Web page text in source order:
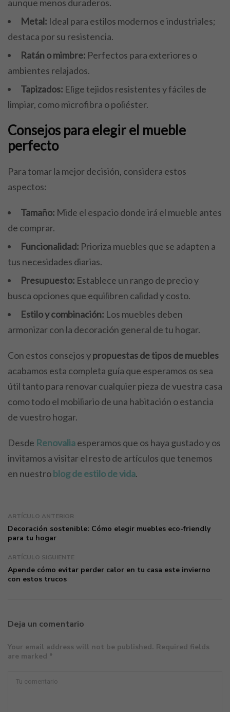
aunque menos duraderos.
Metal: Ideal para estilos modernos e industriales;
destaca por su resistencia.
Ratán o mimbre: Perfectos para exteriores o
ambientes relajados.
Tapizados: Elige tejidos resistentes y fáciles de
limpiar, como microfibra o poliéster.
Consejos para elegir el mueble
perfecto
Para tomar la mejor decisión, considera estos
aspectos:
Tamaño: Mide el espacio donde irá el mueble antes
de comprar.
Funcionalidad: Prioriza muebles que se adapten a
tus necesidades diarias.
Presupuesto: Establece un rango de precio y
busca opciones que equilibren calidad y costo.
Estilo y combinación: Los muebles deben
armonizar con la decoración general de tu hogar.
Con estos consejos ypropuestas de tipos de muebles
acabamos esta completa guía que esperamos os sea
útil tanto para renovar cualquier pieza de vuestra casa
como todo el mobiliario de una habitación o estancia
de vuestro hogar.
Desde Renovaliaesperamos que os haya gustado y os
invitamos a visitar el resto de artículos que tenemos
en nuestroblog de estilo de vida.
ARTÍCULO ANTERIOR
Decoración sostenible: Cómo elegir muebles eco-friendly
para tu hogar
ARTÍCULO SIGUIENTE
Apende cómo evitar perder calor en tu casa este invierno
con estos trucos
Deja un comentario
Your email address will not be published. Required fields
are marked *